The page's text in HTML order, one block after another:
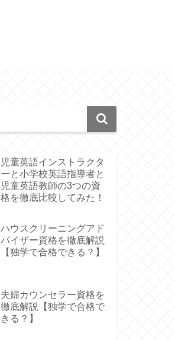
児童英語インストラクタ
ーと小学校英語指導者と
児童英語教師の3つの資
格を徹底比較してみた！
ハウスクリーニングアド
バイザー資格を徹底解説
【独学で合格できる？】
夫婦カウンセラー資格を
徹底解説【独学で合格で
きる？】